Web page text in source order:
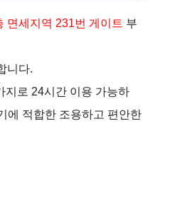
면세지역 231번 게이트 부
니다.
지로 24시간 이용 가능하
에 적합한 조용하고 편안한